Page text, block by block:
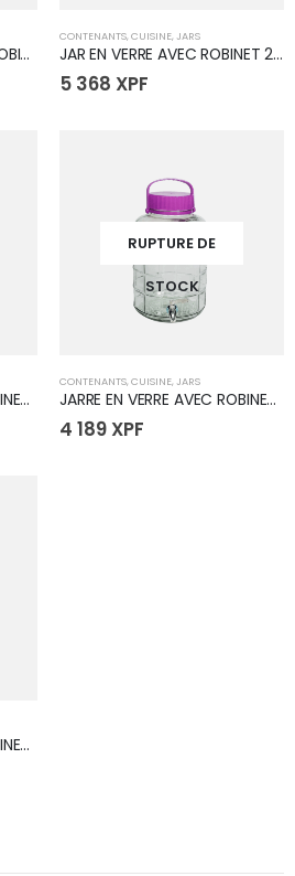
JAR EN PLASTIQUE AVEC ROBINET 13L
CONTENANTS, CUISINE, JARS
JAR EN VERRE AVEC ROBINET 25L
5 368 XPF
JARRE EN VERRE AVEC ROBINET 10L
RUPTURE DE
STOCK
CONTENANTS, CUISINE, JARS
JARRE EN VERRE AVEC ROBINET 15L
4 189 XPF
JARRE EN VERRE AVEC ROBINET 8L